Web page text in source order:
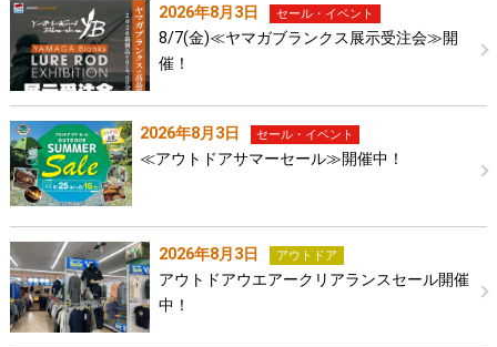
2026年8月3日 セール・イベント
8/7(金)≪ヤマガブランクス展示受注会≫開
催！
2026年8月3日 セール・イベント
≪アウトドアサマーセール≫開催中！
2026年8月3日 アウトドア
アウトドアウエアークリアランスセール開催
中！